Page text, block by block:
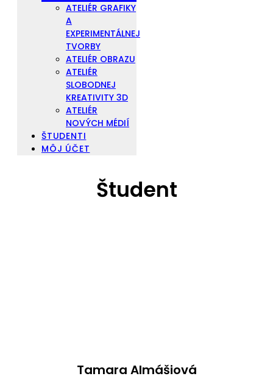
ATELIÉR GRAFIKY
A
EXPERIMENTÁLNEJ
TVORBY
ATELIÉR OBRAZU
ATELIÉR
SLOBODNEJ
KREATIVITY 3D
ATELIÉR
NOVÝCH MÉDIÍ
ŠTUDENTI
MÔJ ÚČET
Študent
Tamara Almášiová